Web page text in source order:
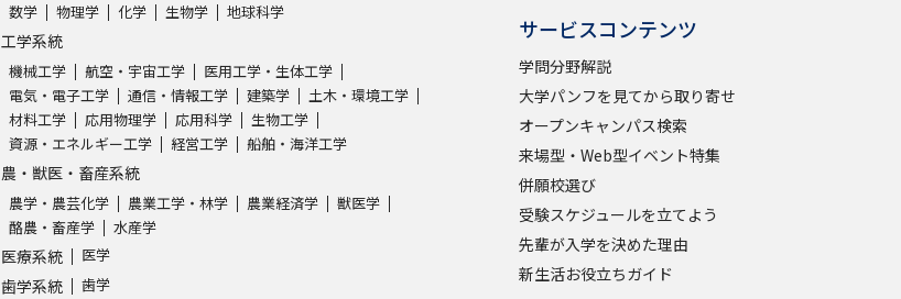
数学 物理学 化学 生物学 地球科学
工学系統
機械工学 航空・宇宙工学
医用工学・生体工学
電気・電子工学
通信・情報工学 建築学
土木・環境工学
材料工学
応用物理学 応用科学
生物工学
資源・エネルギー工学
経営工学 船舶・海洋工学
農・獣医・畜産系統
農学・農芸化学 農業工学・林学 農業経済学
獣医学
酪農・畜産学
水産学
医療系統 医学
歯学系統 歯学
サービスコンテンツ
学問分野解説
大学パンフを見てから取り寄せ
オープンキャンパス検索
来場型・Web型イベント特集
併願校選び
受験スケジュールを立てよう
先輩が入学を決めた理由
新生活お役立ちガイド